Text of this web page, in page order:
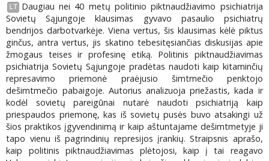
LT
Daugiau nei 40 metų politinio piktnaudžiavimo psichiatrija
Sovietų Sąjungoje klausimas gyvavo pasaulio psichiatrų
bendrijos darbotvarkėje. Viena vertus, šis klausimas kėlė piktus
ginčus, antra vertus, jis skatino tebesitęsiančias diskusijas apie
žmogaus teises ir profesinę etiką. Politinis piktnaudžiavimas
psichiatrija Sovietų Sąjungoje pradėtas naudoti kaip kitaminčių
represavimo priemonė praėjusio šimtmečio penktojo
dešimtmečio pabaigoje. Autorius analizuoja priežastis, kada ir
kodėl sovietų pareigūnai nutarė naudoti psichiatriją kaip
priespaudos priemonę, kas iš sovietų pusės buvo atsakingi už
šios praktikos įgyvendinimą ir kaip aštuntajame dešimtmetyje ji
tapo vienu iš pagrindinių represijos įrankių. Straipsnis aprašo,
kaip politinis piktnaudžiavimas plėtojosi, kaip į tai reagavo